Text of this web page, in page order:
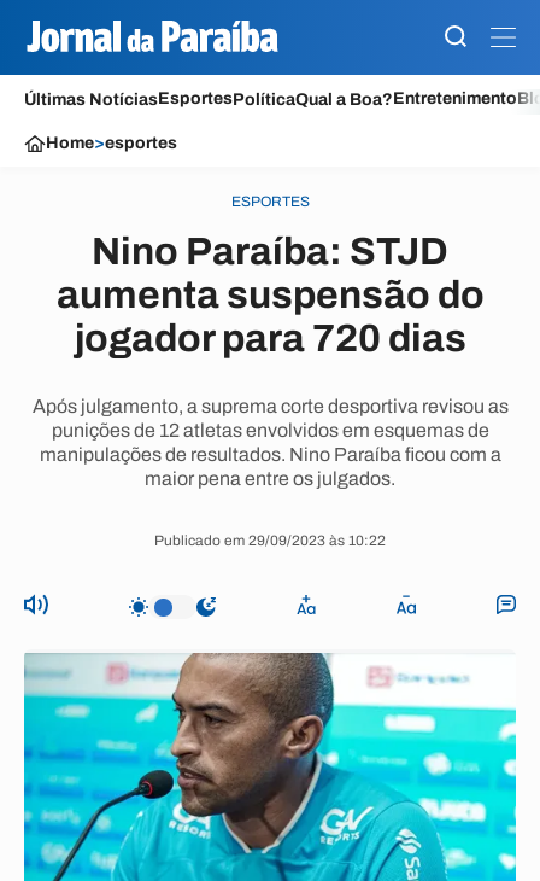
Últimas NotíciasEsportesPolíticaQual a Boa?Entretenimento
Home>esportes
ESPORTES
Nino Paraíba: STJD
aumenta suspensão do
jogador para 720 dias
Após julgamento, a suprema corte desportiva revisou as
punições de 12 atletas envolvidos em esquemas de
manipulações de resultados. Nino Paraíba ficou com a
maior pena entre os julgados.
Publicado em 29/09/2023 às 10:22